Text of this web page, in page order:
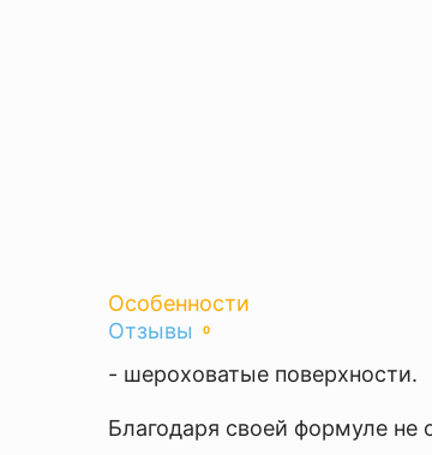
Особенности
Отзывы
0
- шероховатые поверхности.
Благодаря своей формуле не
Оставить
отзыв
оценка